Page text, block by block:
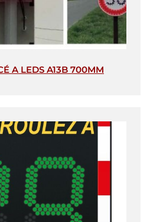
A LEDS A13B 700MM